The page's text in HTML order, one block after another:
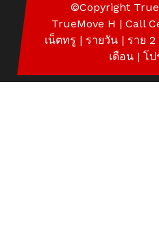
©Copyright
TrueMove H | Call
เน็ตทรู | รายวัน | ราย
เดือน | โป